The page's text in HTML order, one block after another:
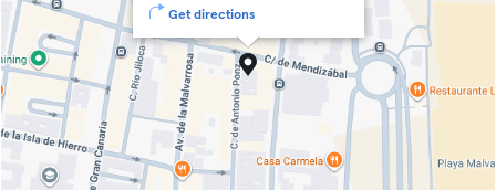
Get directions